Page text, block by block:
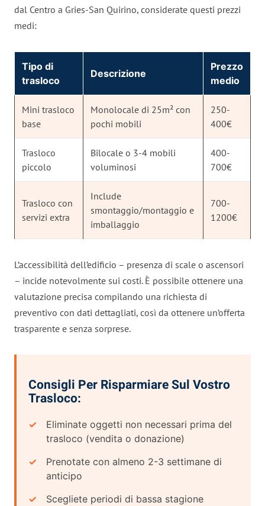
dal Centro a Gries-San Quirino, considerate questi prezzi
medi:
Tipo di
trasloco
Descrizione
Prezzo
medio
Mini trasloco
base
Monolocale di 25m² con
pochi mobili
250-
400€
Trasloco
piccolo
Bilocale o 3-4 mobili
voluminosi
400-
700€
Trasloco con
servizi extra
Include
smontaggio/montaggio e
imballaggio
700-
1200€
L’accessibilità dell’edificio – presenza di scale o ascensori
– incide notevolmente sui costi. È possibile ottenere una
valutazione precisa compilando una richiesta di
preventivo con dati dettagliati, così da ottenere un’offerta
trasparente e senza sorprese.
Consigli Per Risparmiare Sul Vostro
Trasloco:
Eliminate oggetti non necessari prima del
trasloco (vendita o donazione)
Prenotate con almeno 2-3 settimane di
anticipo
Scegliete periodi di bassa stagione